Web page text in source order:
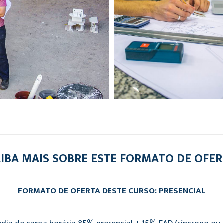
MAIS SOBRE ESTE FORMATO DE
FORMATO DE OFERTA DESTE CURSO: PRESENCIAL